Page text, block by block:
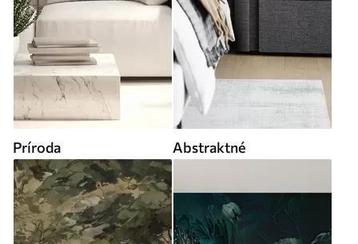
Príroda Abstraktné